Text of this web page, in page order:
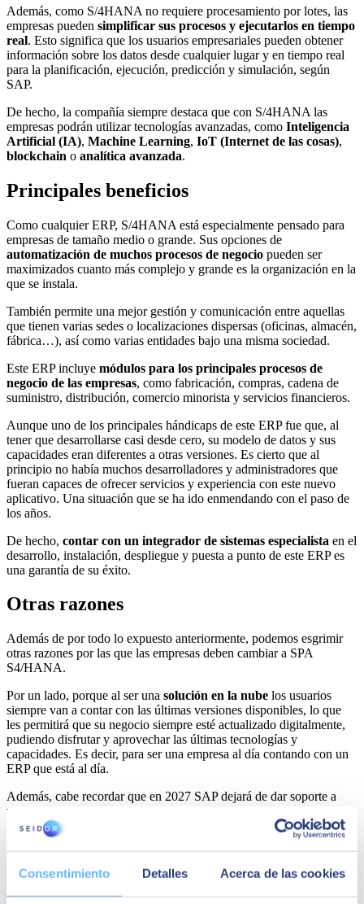
Consentimiento Detalles Acerca de las cookies
Además, como S/4HANA no requiere procesamiento por lotes, las
empresas pueden simplificar sus procesos y ejecutarlos en tiempo
real. Esto significa que los usuarios empresariales pueden obtener
información sobre los datos desde cualquier lugar y en tiempo real
para la planificación, ejecución, predicción y simulación, según
SAP.
De hecho, la compañía siempre destaca que con S/4HANA las
empresas podrán utilizar tecnologías avanzadas, como Inteligencia
Artificial (IA), Machine Learning, IoT (Internet de las cosas),
blockchain o analítica avanzada.
Principales beneficios
Como cualquier ERP, S/4HANA está especialmente pensado para
empresas de tamaño medio o grande. Sus opciones de
automatización de muchos procesos de negocio pueden ser
maximizados cuanto más complejo y grande es la organización en la
que se instala.
También permite una mejor gestión y comunicación entre aquellas
que tienen varias sedes o localizaciones dispersas (oficinas, almacén,
fábrica…), así como varias entidades bajo una misma sociedad.
Este ERP incluye módulos para los principales procesos de
negocio de las empresas, como fabricación, compras, cadena de
suministro, distribución, comercio minorista y servicios financieros.
Aunque uno de los principales hándicaps de este ERP fue que, al
tener que desarrollarse casi desde cero, su modelo de datos y sus
capacidades eran diferentes a otras versiones. Es cierto que al
principio no había muchos desarrolladores y administradores que
fueran capaces de ofrecer servicios y experiencia con este nuevo
aplicativo. Una situación que se ha ido enmendando con el paso de
los años.
De hecho, contar con un integrador de sistemas especialista en el
desarrollo, instalación, despliegue y puesta a punto de este ERP es
una garantía de su éxito.
Otras razones
Además de por todo lo expuesto anteriormente, podemos esgrimir
otras razones por las que las empresas deben cambiar a SPA
S4/HANA.
Por un lado, porque al ser una solución en la nube los usuarios
siempre van a contar con las últimas versiones disponibles, lo que
les permitirá que su negocio siempre esté actualizado digitalmente,
pudiendo disfrutar y aprovechar las últimas tecnologías y
capacidades. Es decir, para ser una empresa al día contando con un
ERP que está al día.
Además, cabe recordar que en 2027 SAP dejará de dar soporte a
viejas versiones de su ERP. Por eso, cuanto antes se complete la
migración, no solo se podrá hacer con más tranquilidad, sino que
antes podrá
, sin prisas de
última hora.
En este sentido, cabe señalar quecada trimestre SAP lanza
mejoras en la aplicación, incorporando nuevas funciones y